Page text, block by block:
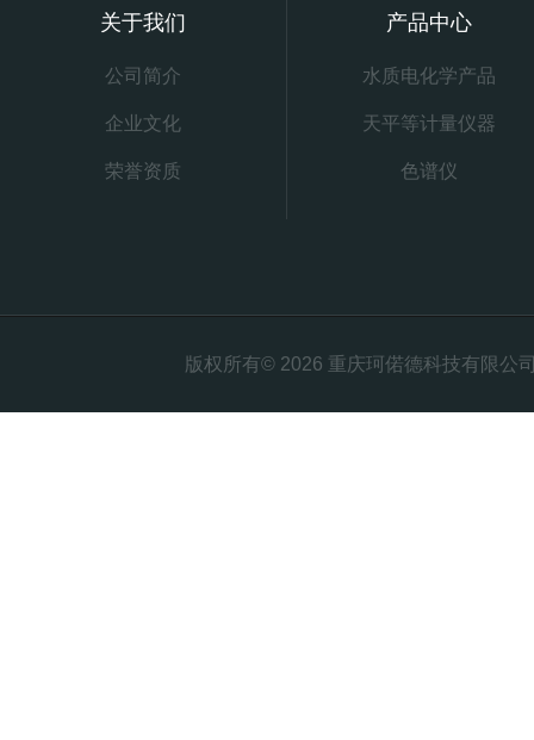
关于我们
公司简介
企业文化
荣誉资质
产品中心
水质电化学产品
天平等计量仪器
色谱仪
版权所有© 2026 重庆珂偌德科技有限